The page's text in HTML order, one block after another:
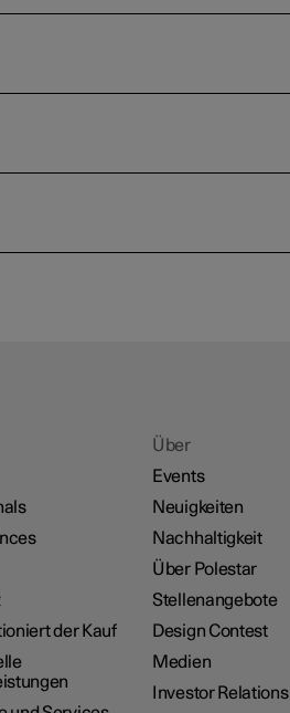
der Kauf
Über
Events
Neuigkeiten
Nachhaltigkeit
Über Polestar
Stellenangebote
Design Contest
Medien
Investor Relations